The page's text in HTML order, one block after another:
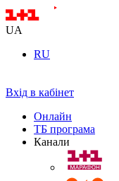
UA
RU
Вхід в кабінет
Онлайн
ТБ програма
Канали